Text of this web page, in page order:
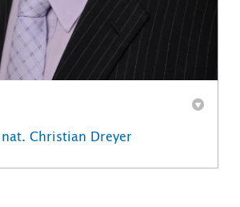
Christian Dreyer